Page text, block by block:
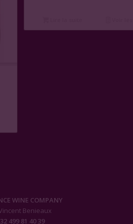
WINE COMPANY
Benieaux
499 81 40 39